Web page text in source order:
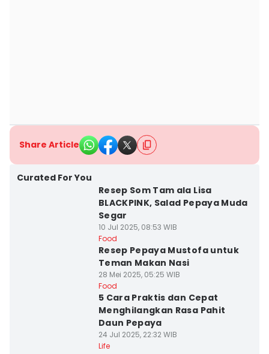
Share Article
Curated For You
Resep Som Tam ala Lisa
BLACKPINK, Salad Pepaya Muda
Segar
10 Jul 2025, 08:53 WIB
Food
Resep Pepaya Mustofa untuk
Teman Makan Nasi
28 Mei 2025, 05:25 WIB
Food
5 Cara Praktis dan Cepat
Menghilangkan Rasa Pahit
Daun Pepaya
24 Jul 2025, 22:32 WIB
Life